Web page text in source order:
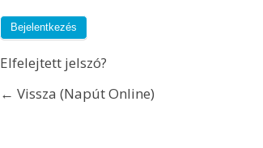
Elfelejtett jelszó?
← Vissza (Napút Online)